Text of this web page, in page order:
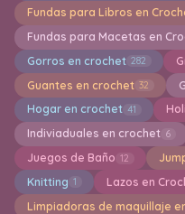
Fundas para Libros en
Fundas para Macetas en
Gorros en crochet 282
Guantes en crochet 32
Hogar en crochet 41
Indiviaduales en crochet 6
Juegos de Baño 12
Knitting 1 Lazos en
Limpiadoras de maquillaje